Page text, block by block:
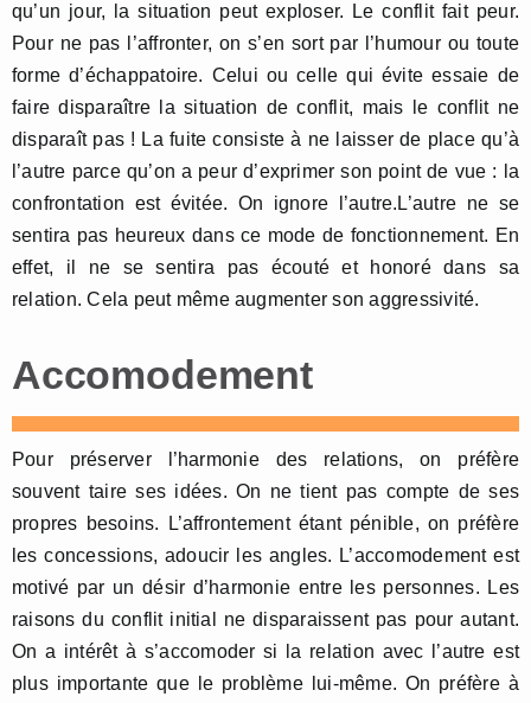
qu’un jour, la situation peut exploser. Le conflit fait peur.
Pour ne pas l’affronter, on s’en sort par l’humour ou toute
forme d’échappatoire. Celui ou celle qui évite essaie de
faire disparaître la situation de conflit, mais le conflit ne
disparaît pas ! La fuite consiste à ne laisser de place qu’à
l’autre parce qu’on a peur d’exprimer son point de vue : la
confrontation est évitée. On ignore l’autre.L’autre ne se
sentira pas heureux dans ce mode de fonctionnement. En
effet, il ne se sentira pas écouté et honoré dans sa
relation. Cela peut même augmenter son aggressivité.
Accomodement
Pour préserver l’harmonie des relations, on préfère
souvent taire ses idées. On ne tient pas compte de ses
propres besoins. L’affrontement étant pénible, on préfère
les concessions, adoucir les angles. L’accomodement est
motivé par un désir d’harmonie entre les personnes. Les
raisons du conflit initial ne disparaissent pas pour autant.
On a intérêt à s’accomoder si la relation avec l’autre est
plus importante que le problème lui-même. On préfère à